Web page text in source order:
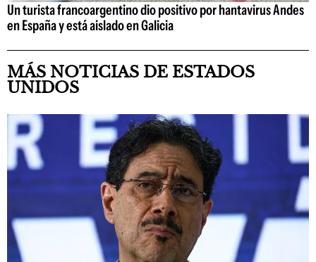
Un turista francoargentino dio positivo por hantavirus Andes
en España y está aislado en Galicia
MÁS NOTICIAS DE ESTADOS
UNIDOS